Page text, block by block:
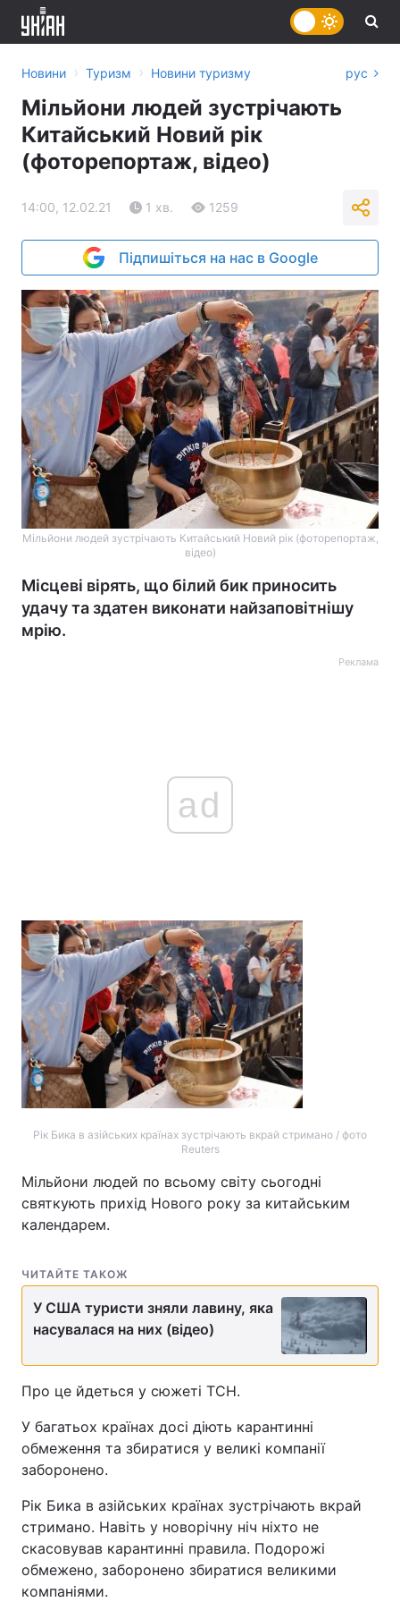
Україна Політика
Економіка Світ
Спорт Наука
Техно і зв'язок Лайт
Зброя Інциденти
Погода
Екологія Регіони
Лонгріди
Відео з Youtube Статті
Інтерв'ю Думки
Архів Вакансії
Контакти
Послуги
Новини › Туризм › Новини туризму рус
Мільйони людей зустрічають
Китайський Новий рік
(фоторепортаж, відео)
14:00, 12.02.21 1 хв. 1259
Підпишіться на нас в Google
Мільйони людей зустрічають Китайський Новий рік (фоторепортаж,
відео)
Місцеві вірять, що білий бик приносить
удачу та здатен виконати найзаповітнішу
мрію.
Реклама
ad
Рік Бика в азійських країнах зустрічають вкрай стримано / фото
Reuters
Мільйони людей по всьому світу сьогодні
святкують прихід Нового року за китайським
календарем.
ЧИТАЙТЕ ТАКОЖ
У США туристи зняли лавину, яка
насувалася на них (відео)
Про це йдеться у сюжеті ТСН.
У багатьох країнах досі діють карантинні
обмеження та збиратися у великі компанії
заборонено.
Рік Бика в азійських країнах зустрічають вкрай
стримано. Навіть у новорічну ніч ніхто не
скасовував карантинні правила. Подорожі
обмежено, заборонено збиратися великими
компаніями.